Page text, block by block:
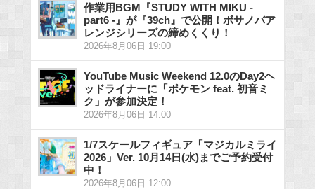
作業用BGM『STUDY WITH MIKU -
part6 -』が『39ch』で公開！ボサノバア
レンジシリーズの締めくくり！
2026年8月06日 19:00
YouTube Music Weekend 12.0のDay2ヘ
ッドライナーに「ポケモン feat. 初音ミ
ク」が参加決定！
2026年8月06日 14:00
1/7スケールフィギュア「マジカルミライ
2026」Ver. 10月14日(水)までご予約受付
中！
2026年8月06日 12:00